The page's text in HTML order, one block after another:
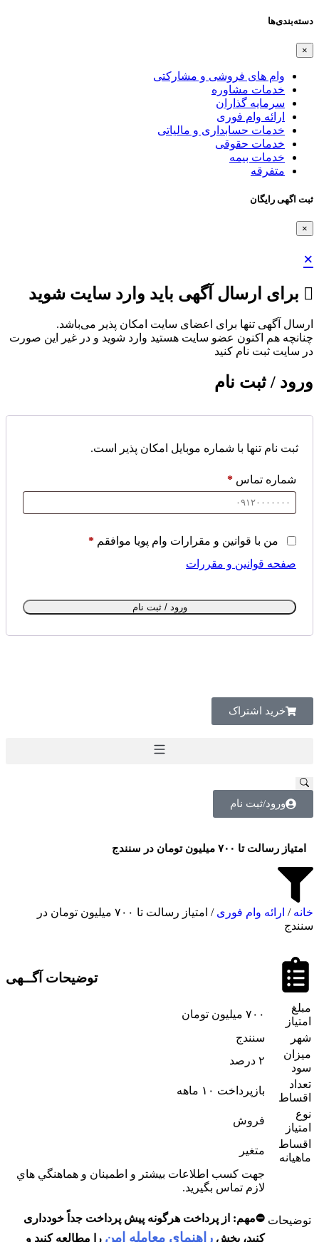
دسته‌بندی‌ها
×
وام های فروشی و مشارکتی
خدمات مشاوره
سرمایه گذاران
ارائه وام فوری
خدمات حسابداری و مالیاتی
خدمات حقوقی
خدمات بیمه
متفرقه
ثبت اگهی رایگان
×
×
برای ارسال آگهی باید وارد سایت شوید
ارسال آگهی تنها برای اعضای سایت امکان پذیر می‌باشد.
چنانچه هم‌ اکنون عضو سایت هستید وارد شوید و در غیر این صورت
در سایت ثبت نام کنید
ورود / ثبت نام
ثبت نام تنها با شماره موبایل امکان پذیر است.
شماره تماس *
من با قوانین و مقرارات وام پویا موافقم *
صفحه قوانین و مقررات
ورود / ثبت نام
خرید اشتراک
ورود/ثبت نام
امتیاز رسالت تا ۷۰۰ میلیون تومان در سنندج
خانه/ ارائه وام فوری
/ امتیاز رسالت تا ۷۰۰ میلیون تومان در
سنندج
توضیحات آگــهی
مبلغ
امتیاز
۷۰۰ میلیون تومان
شهر
سنندج
ميزان
سود
۲ درصد
تعداد
اقساط
بازپرداخت ۱۰ ماهه
نوع
امتیاز
فروش
اقساط
ماهيانه
متغیر
توضيحات
جهت کسب اطلاعات بيشتر و اطمينان و هماهنگي هاي
لازم تماس بگيريد.
⛔مهم: از پرداخت هرگونه پیش پرداختجداً خودداری
کنید، بخش راهنمای معامله امنرا مطالعه کنید و